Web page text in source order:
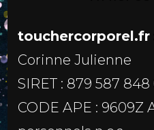
touchercorporel.fr
Corinne Julienne
SIRET : 879 587 848
CODE APE : 9609Z